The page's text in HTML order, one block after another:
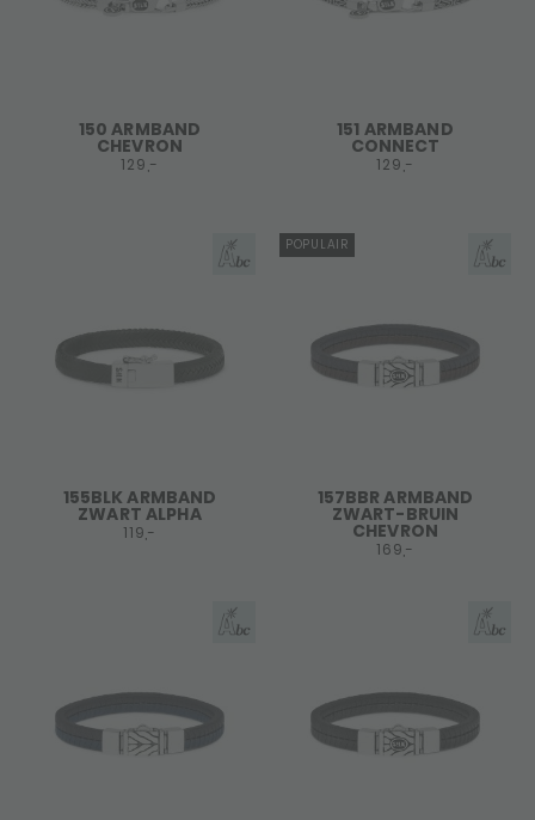
150 ARMBAND
CHEVRON
129,-
151 ARMBAND
CONNECT
129,-
155BLK ARMBAND
ZWART ALPHA
119,-
POPULAIR
157BBR ARMBAND
ZWART-BRUIN
CHEVRON
169,-